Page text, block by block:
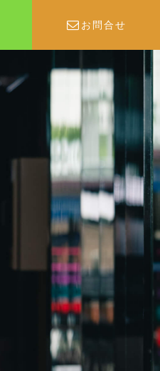
お問合せ